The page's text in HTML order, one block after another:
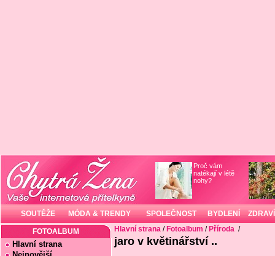
Proč vám
natékají v létě
nohy?
SOUTĚŽE MÓDA & TRENDY SPOLEČNOST BYDLENÍ ZDRAVÍ
FOTOALBUM
Hlavní strana
Hlavní strana / Fotoalbum / Příroda /
jaro v květinářství ..